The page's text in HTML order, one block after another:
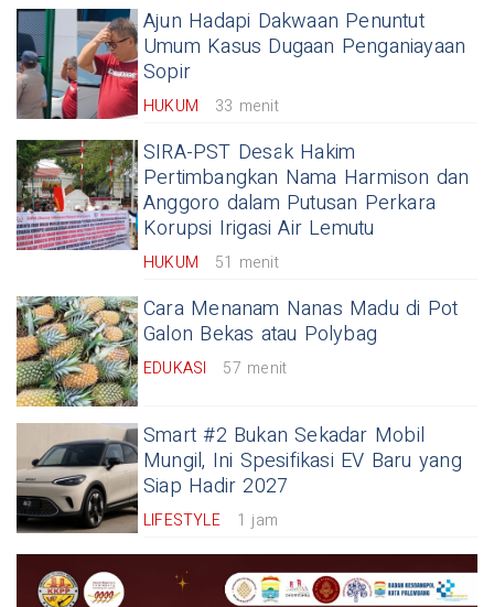
Ajun Hadapi Dakwaan Penuntut
Umum Kasus Dugaan Penganiayaan
Sopir
HUKUM 33 menit
SIRA-PST Desak Hakim
Pertimbangkan Nama Harmison dan
Anggoro dalam Putusan Perkara
Korupsi Irigasi Air Lemutu
HUKUM 51 menit
Cara Menanam Nanas Madu di Pot
Galon Bekas atau Polybag
EDUKASI 57 menit
Smart #2 Bukan Sekadar Mobil
Mungil, Ini Spesifikasi EV Baru yang
Siap Hadir 2027
LIFESTYLE 1 jam